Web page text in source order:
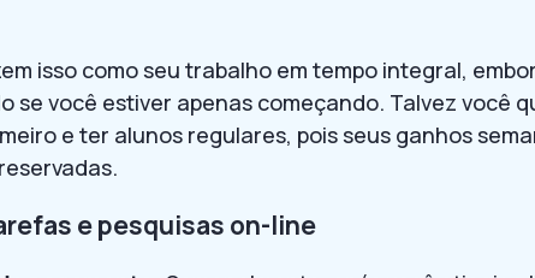
isso como seu trabalho em tempo integral,
se você estiver apenas começando. Talvez você
e ter alunos regulares, pois seus ganhos
e pesquisas on-line